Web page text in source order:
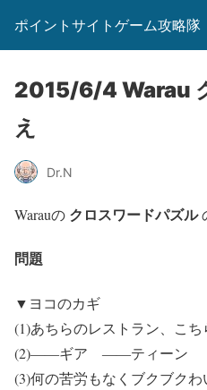
ポイントサイトゲーム攻略隊
2015/6/4 Warau
え
Dr.N
Warauの クロスワードパズル
問題
▼ヨコのカギ
(1)あちらのレストラン、こ
(2)――ギア ――ティーン
(3)何の苦労もなくブクブクわ